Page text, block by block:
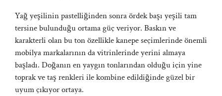
Yağ yeşilinin pastelliğinden sonra ördek başı yeşili tam
tersine bulunduğu ortama güç veriyor. Baskın ve
karakterli olan bu ton özellikle kanepe seçimlerinde önemli
mobilya markalarının da vitrinlerinde yerini almaya
başladı. Doğanın en yaygın tonlarından olduğu için yine
toprak ve taş renkleri ile kombine edildiğinde güzel bir
uyum çıkıyor ortaya.